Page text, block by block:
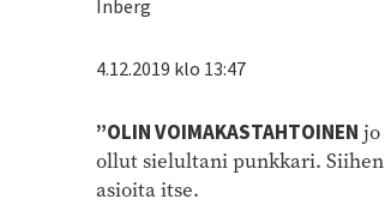
Inberg
4.12.2019 klo 13:47
”OLIN VOIMAKASTAHTOINEN jo
ollut sielultani punkkari.
asioita itse.